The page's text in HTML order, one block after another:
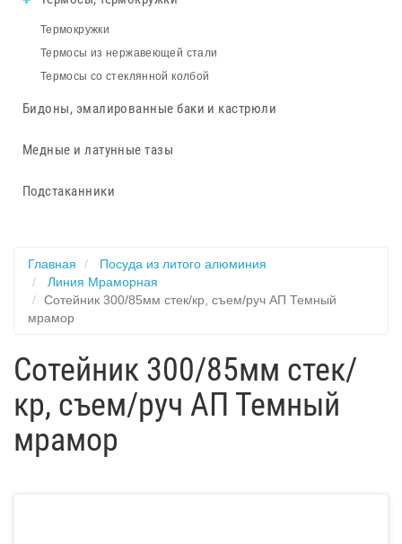
Термокружки
Термосы из нержавеющей стали
Термосы со стеклянной колбой
Бидоны, эмалированные баки и кастрюли
Медные и латунные тазы
Подстаканники
Главная
Посуда из литого алюминия
Линия Мраморная
Сотейник 300/85мм стек/кр, съем/руч АП Темный
мрамор
Сотейник 300/85мм стек/
кр, съем/руч АП Темный
мрамор